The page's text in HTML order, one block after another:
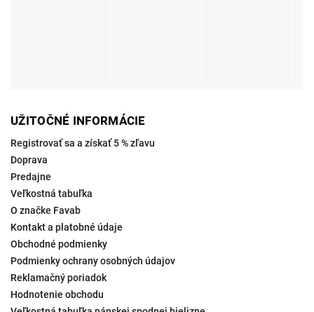
UŽITOČNÉ INFORMÁCIE
Registrovať sa a získať 5 % zľavu
Doprava
Predajne
Veľkostná tabuľka
O značke Favab
Kontakt a platobné údaje
Obchodné podmienky
Podmienky ochrany osobných údajov
Reklamačný poriadok
Hodnotenie obchodu